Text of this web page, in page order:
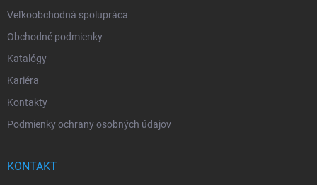
Veľkoobchodná spolupráca
Obchodné podmienky
Katalógy
Kariéra
Kontakty
Podmienky ochrany osobných údajov
KONTAKT